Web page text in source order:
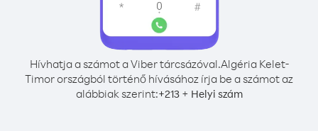
Hívhatja a számot a Viber tárcsázóval.Algéria Kelet-
Timor országból történő hívásához írja be a számot az
alábbiak szerint:+213+ Helyi szám